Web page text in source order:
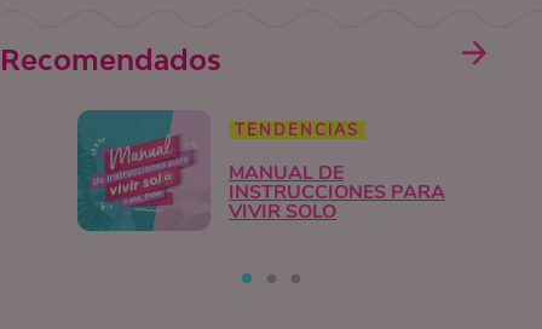
Recomendados
TENDENCIAS
MANUAL DE
INSTRUCCIONES PARA
VIVIR SOLO